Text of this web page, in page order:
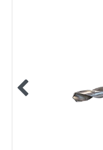
KLEBEN UND DICHTEN